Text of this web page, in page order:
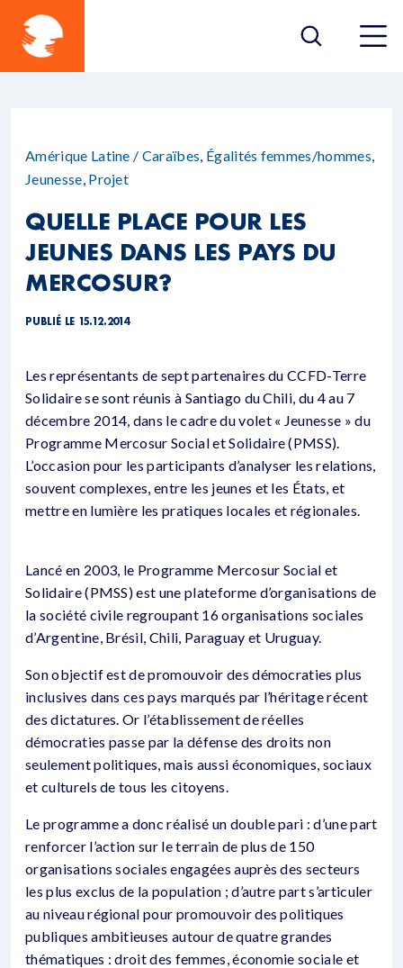
Amérique Latine / Caraïbes, Égalités femmes/hommes,
Jeunesse, Projet
QUELLE PLACE POUR LES
JEUNES DANS LES PAYS DU
MERCOSUR?
PUBLIÉ LE 15.12.2014
Les représentants de sept partenaires du CCFD-Terre
Solidaire se sont réunis à Santiago du Chili, du 4 au 7
décembre 2014, dans le cadre du volet « Jeunesse » du
Programme Mercosur Social et Solidaire (PMSS).
L’occasion pour les participants d’analyser les relations,
souvent complexes, entre les jeunes et les États, et
mettre en lumière les pratiques locales et régionales.
Lancé en 2003, le Programme Mercosur Social et
Solidaire (PMSS) est une plateforme d’organisations de
la société civile regroupant 16 organisations sociales
d’Argentine, Brésil, Chili, Paraguay et Uruguay.
Son objectif est de promouvoir des démocraties plus
inclusives dans ces pays marqués par l’héritage récent
des dictatures. Or l’établissement de réelles
démocraties passe par la défense des droits non
seulement politiques, mais aussi économiques, sociaux
et culturels de tous les citoyens.
Le programme a donc réalisé un double pari : d’une part
renforcer l’action sur le terrain de plus de 150
organisations sociales engagées auprès des secteurs
les plus exclus de la population ; d’autre part s’articuler
au niveau régional pour promouvoir des politiques
publiques ambitieuses autour de quatre grandes
thématiques : droit des femmes, économie sociale et